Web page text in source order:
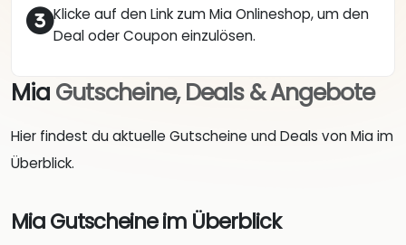
Klicke auf den Link zum Mia Onlineshop, um den
Deal oder Coupon einzulösen.
Mia Gutscheine, Deals & Angebote
Hier findest du aktuelle Gutscheine und Deals von Mia im
Überblick.
Mia Gutscheine im Überblick